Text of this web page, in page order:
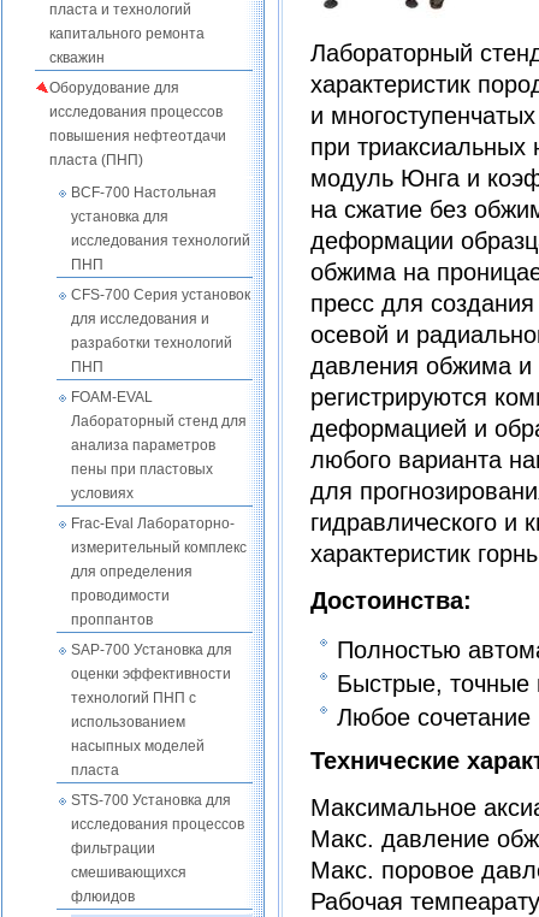
пласта и технологий
капитального ремонта
скважин
Оборудование для
исследования процессов
повышения нефтеотдачи
пласта (ПНП)
BCF-700 Настольная
установка для
исследования технологий
ПНП
CFS-700 Серия установок
для исследования и
разработки технологий
ПНП
FOAM-EVAL
Лабораторный стенд для
анализа параметров
пены при пластовых
условиях
Frac-Eval Лабораторно-
измерительный комплекс
для определения
проводимости
проппантов
SAP-700 Установка для
оценки эффективности
технологий ПНП с
использованием
насыпных моделей
пласта
STS-700 Установка для
исследования процессов
фильтрации
смешивающихся
флюидов
Лабораторный
характеристик
и
при
модуль Юнга и
на сжатие без
деформации
обжима на
пресс для
осевой и
давления обжима и
регистрируются
деформацией и
любого варианта
для
гидравлического и
характеристик
Достоинства:
Полностью
Быстрые, точные
Любое
Технические
Максимальное
Макс. давление
Макс. поровое
Рабочая